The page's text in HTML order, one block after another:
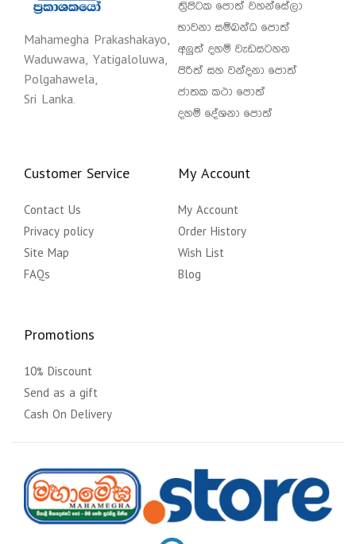
Mahamegha Prakashakayo,
Waduwawa, Yatigaloluwa,
Polgahawela,
Sri Lanka.
ත්‍රිපිටක පොත් වහන්සේලා
භාවනා සම්බන්ධ පොත්
අලුත් දහම් වැඩසටහන
පිරිත් සහ වන්දනා පොත්
ජාතක කථා පොත්
දහම් දේශනා පොත්
Customer Service
Contact Us
Privacy policy
Site Map
FAQs
My Account
My Account
Order History
Wish List
Blog
Promotions
10% Discount
Send as a gift
Cash On Delivery